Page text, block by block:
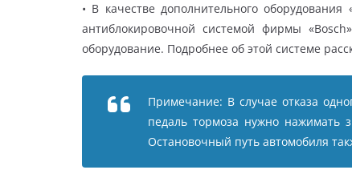
• В качестве дополнительного
антиблокировочной системой фирмы
оборудование. Подробнее об этой системе
Примечание: В случае отказа
педаль тормоза нужно нажимать
Остановочный путь автомобиля